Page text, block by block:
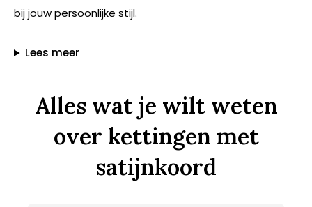
bij jouw persoonlijke stijl.
Lees meer
Alles wat je wilt weten
over kettingen met
satijnkoord